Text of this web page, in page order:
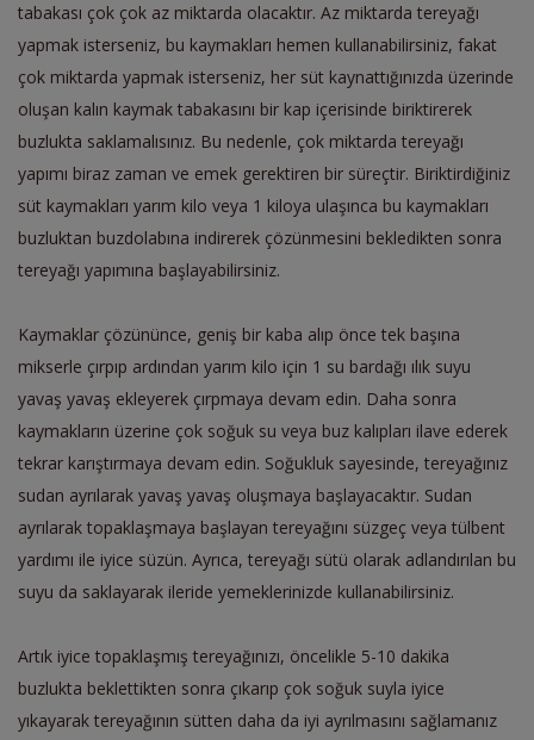
tabakası çok çok az miktarda olacaktır. Az miktarda tereyağı
yapmak isterseniz, bu kaymakları hemen kullanabilirsiniz, fakat
çok miktarda yapmak isterseniz, her süt kaynattığınızda üzerinde
oluşan kalın kaymak tabakasını bir kap içerisinde biriktirerek
buzlukta saklamalısınız. Bu nedenle, çok miktarda tereyağı
yapımı biraz zaman ve emek gerektiren bir süreçtir. Biriktirdiğiniz
süt kaymakları yarım kilo veya 1 kiloya ulaşınca bu kaymakları
buzluktan buzdolabına indirerek çözünmesini bekledikten sonra
tereyağı yapımına başlayabilirsiniz.
Kaymaklar çözününce, geniş bir kaba alıp önce tek başına
mikserle çırpıp ardından yarım kilo için 1 su bardağı ılık suyu
yavaş yavaş ekleyerek çırpmaya devam edin. Daha sonra
kaymakların üzerine çok soğuk su veya buz kalıpları ilave ederek
tekrar karıştırmaya devam edin. Soğukluk sayesinde, tereyağınız
sudan ayrılarak yavaş yavaş oluşmaya başlayacaktır. Sudan
ayrılarak topaklaşmaya başlayan tereyağını süzgeç veya tülbent
yardımı ile iyice süzün. Ayrıca, tereyağı sütü olarak adlandırılan bu
suyu da saklayarak ileride yemeklerinizde kullanabilirsiniz.
Artık iyice topaklaşmış tereyağınızı, öncelikle 5-10 dakika
buzlukta beklettikten sonra çıkarıp çok soğuk suyla iyice
yıkayarak tereyağının sütten daha da iyi ayrılmasını sağlamanız